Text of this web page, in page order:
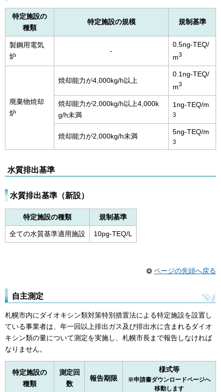
特定施設の
種類
特定施設の規模 規制基準
製鋼用電気
炉
-
0.5ng-TEQ/
m3
廃棄物焼却
炉
焼却能力が4,000kg/h以上
0.1ng-TEQ/
m3
焼却能力が2,000kg/h以上4,000k
g/h未満
1ng-TEQ/m
3
焼却能力が2,000kg/h未満
5ng-TEQ/m
3
水質排出基準
水質排出基準（新設）
特定施設の種類 規制基準
全ての水質基準適用施設 10pg-TEQ/L
ページの先頭へ戻る
自主測定
札幌市内にダイオキシン類対策特別措置法による特定施設を設置し
ている事業者は、年一回以上排出ガス及び排出水に含まれるダイオ
キシン類の量について測定を実施し、札幌市長まで報告しなければ
なりません。
特定施設の
種類
測定回
数
報告期限
様式等
※申請書ダウンロードページへ
移動します